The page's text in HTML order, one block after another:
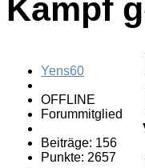
Kampf
Yens60
OFFLINE
Forummitglied
Beiträge: 156
Punkte: 2657